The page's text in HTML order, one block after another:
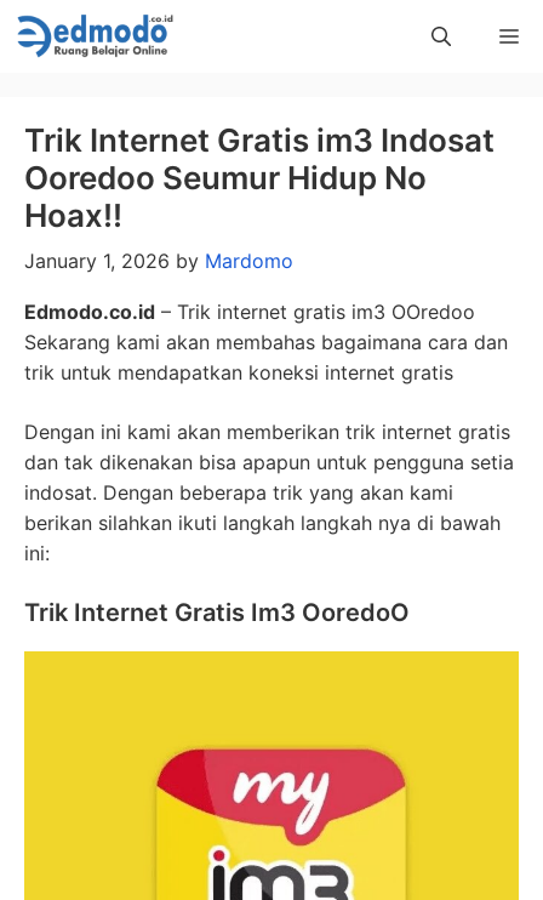
Skip
to
Trik Internet Gratis im3 Indosat
Ooredoo Seumur Hidup No
Hoax!!
January 1, 2026 by Mardomo
Edmodo.co.id – Trik internet gratis im3 OOredoo
Sekarang kami akan membahas bagaimana cara dan
trik untuk mendapatkan koneksi internet gratis
Dengan ini kami akan memberikan trik internet gratis
dan tak dikenakan bisa apapun untuk pengguna setia
indosat. Dengan beberapa trik yang akan kami
berikan silahkan ikuti langkah langkah nya di bawah
ini:
Trik Internet Gratis Im3 OoredoO